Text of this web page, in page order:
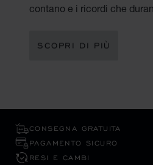
contano e i ricordi che
SCOPRI DI PIÙ
CONSEGNA GRATUITA
PAGAMENTO SICURO
RESI E CAMBI